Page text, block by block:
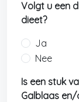
Volgt u een
dieet?
Ja
Nee
Is een stuk
Galblaas